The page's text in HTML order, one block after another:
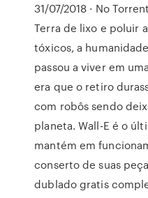
31/07/2018 · No
Terra de lixo e poluir
tóxicos, a
passou a viver em
era que o retiro
com robôs sendo
planeta. Wall-E é o
mantém em
conserto de suas
dublado gratis